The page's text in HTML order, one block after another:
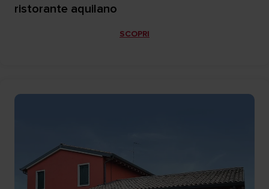
ristorante aquilano
SCOPRI